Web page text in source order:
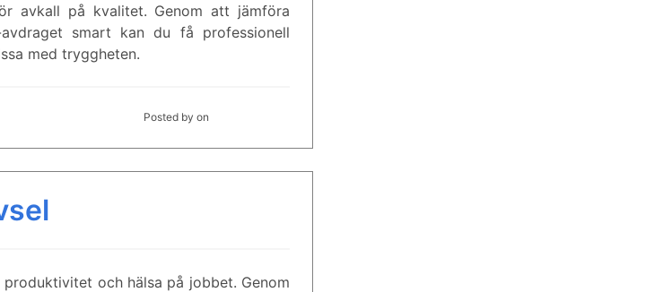
avkall på kvalitet. Genom att jämföra
smart kan du få professionell
med tryggheten.
Posted byon
och hälsa på jobbet. Genom